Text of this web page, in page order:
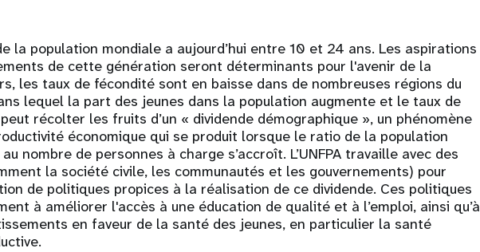
la population mondiale a aujourd’hui entre 10 et 24 ans. Les aspirations
de cette génération seront déterminants pour l'avenir de la
les taux de fécondité sont en baisse dans de nombreuses régions du
lequel la part des jeunes dans la population augmente et le taux de
récolter les fruits d’un « dividende démographique », un phénomène
économique qui se produit lorsque le ratio de la population
nombre de personnes à charge s’accroît. L’UNFPA travaille avec des
la société civile, les communautés et les gouvernements) pour
de politiques propices à la réalisation de ce dividende. Ces politiques
à améliorer l'accès à une éducation de qualité et à l’emploi, ainsi qu’à
en faveur de la santé des jeunes, en particulier la santé